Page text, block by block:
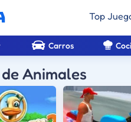
Top
Carros
Animales